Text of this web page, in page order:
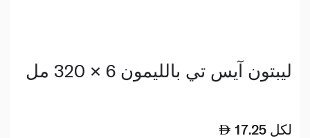
ليبتون آيس تي بالليمون 6 × 320 مل
17.25 لكل